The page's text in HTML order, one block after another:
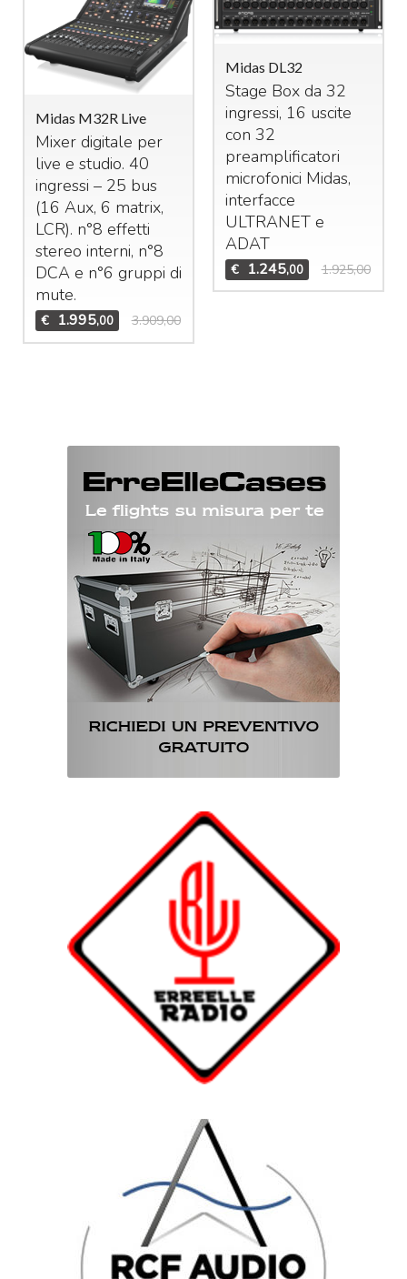
Midas M32R Live
Mixer digitale per
live e studio. 40
ingressi – 25 bus
(16 Aux, 6 matrix,
LCR). n°8 effetti
stereo interni, n°8
DCAe n°6 gruppi di
mute.
€ 1.995,00 3.909,00
Midas DL32
Stage Box da 32
ingressi, 16 uscite
con 32
preamplificatori
microfonici Midas,
interfacce
ULTRANETe
ADAT
€ 1.245,00 1.925,00